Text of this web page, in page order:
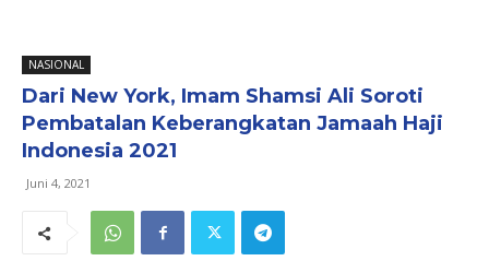
NASIONAL
Dari New York, Imam Shamsi Ali Soroti
Pembatalan Keberangkatan Jamaah Haji
Indonesia 2021
Juni 4, 2021